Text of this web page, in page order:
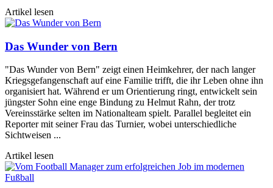
Artikel lesen
Das Wunder von Bern
"Das Wunder von Bern" zeigt einen Heimkehrer, der nach langer
Kriegsgefangenschaft auf eine Familie trifft, die ihr Leben ohne ihn
organisiert hat. Während er um Orientierung ringt, entwickelt sein
jüngster Sohn eine enge Bindung zu Helmut Rahn, der trotz
Vereinsstärke selten im Nationalteam spielt. Parallel begleitet ein
Reporter mit seiner Frau das Turnier, wobei unterschiedliche
Sichtweisen ...
Artikel lesen